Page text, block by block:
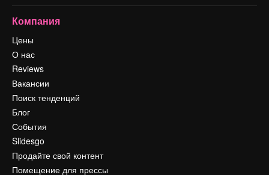
Компания
Цены
О нас
Reviews
Вакансии
Поиск тенденций
Блог
События
Slidesgo
Продайте свой контент
Помещение для прессы